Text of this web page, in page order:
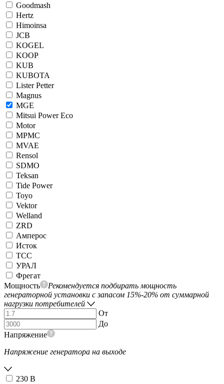
Goodmash
Hertz
Himoinsa
JCB
KOGEL
KOOP
KUB
KUBOTA
Lister Petter
Magnus
MGE
Mitsui Power Eco
Motor
MPMC
MVAE
Rensol
SDMO
Teksan
Tide Power
Toyo
Vektor
Welland
ZRD
Амперос
Исток
ТСС
УРАЛ
Фрегат
Мощность
Рекомендуется подбирать мощность
генераторной установки с запасом 15%-20% от суммарной
нагрузки потребителей
От
До
Напряжение
Напряжение генератора на выходе
230 В